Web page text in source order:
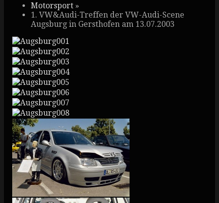
Motorsport »
1. VW&Audi-Treffen der VW-Audi-Scene
Augsburg in Gersthofen am 13.07.2003